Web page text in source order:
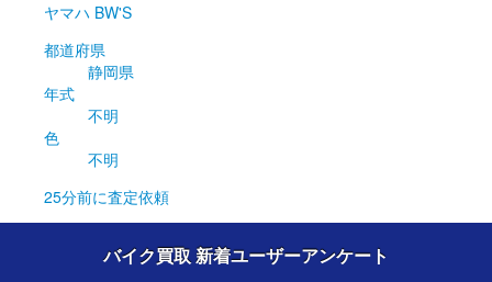
ヤマハ BW'S
都道府県
静岡県
年式
不明
色
不明
25分前に査定依頼
バイク買取 新着ユーザーアンケート